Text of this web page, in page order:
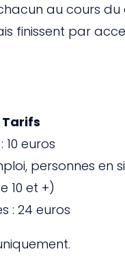
au cours du
finissent par
10 euros
personnes en
10 et +)
: 24 euros